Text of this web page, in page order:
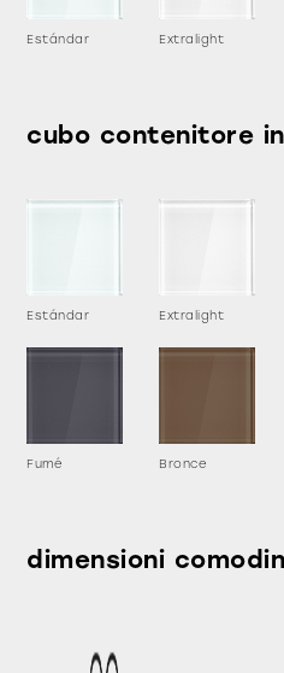
Estándar Extralight
cubo contenitore
Estándar Extralight
Fumé Bronce
dimensioni